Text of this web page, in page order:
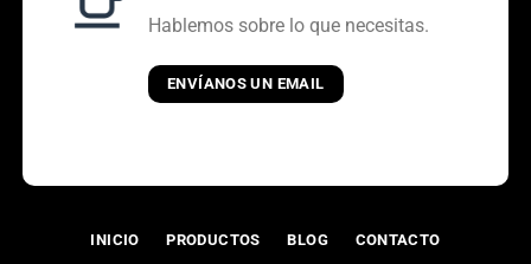
Hablemos sobre lo que necesitas.
ENVÍANOS UN EMAIL
INICIO PRODUCTOS BLOG CONTACTO